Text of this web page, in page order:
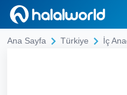
Ana Sayfa Türkiye İç